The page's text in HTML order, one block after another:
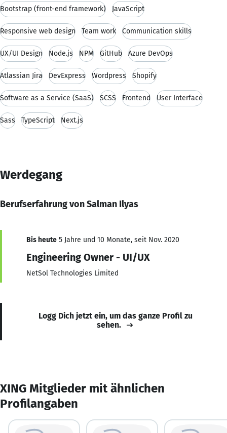
Bootstrap (front-end framework) JavaScript
Responsive web design Team work Communication skills
UX/UI Design Node.js NPM GitHub Azure DevOps
Atlassian Jira DevExpress Wordpress Shopify
Software as a Service (SaaS) SCSS Frontend User Interface
Sass TypeScript Next.js
Werdegang
Berufserfahrung von Salman Ilyas
Bis heute 5 Jahre und 10 Monate, seit Nov. 2020
Engineering Owner - UI/UX
NetSol Technologies Limited
Logg Dich jetzt ein, um das ganze Profil zu
sehen.
XING Mitglieder mit ähnlichen
Profilangaben